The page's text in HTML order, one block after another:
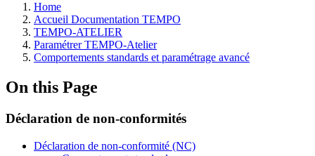
Home
Accueil Documentation TEMPO
TEMPO-ATELIER
Paramétrer TEMPO-Atelier
Comportements standards et paramétrage avancé
On this Page
Déclaration de non-conformités
Déclaration de non-conformité (NC)